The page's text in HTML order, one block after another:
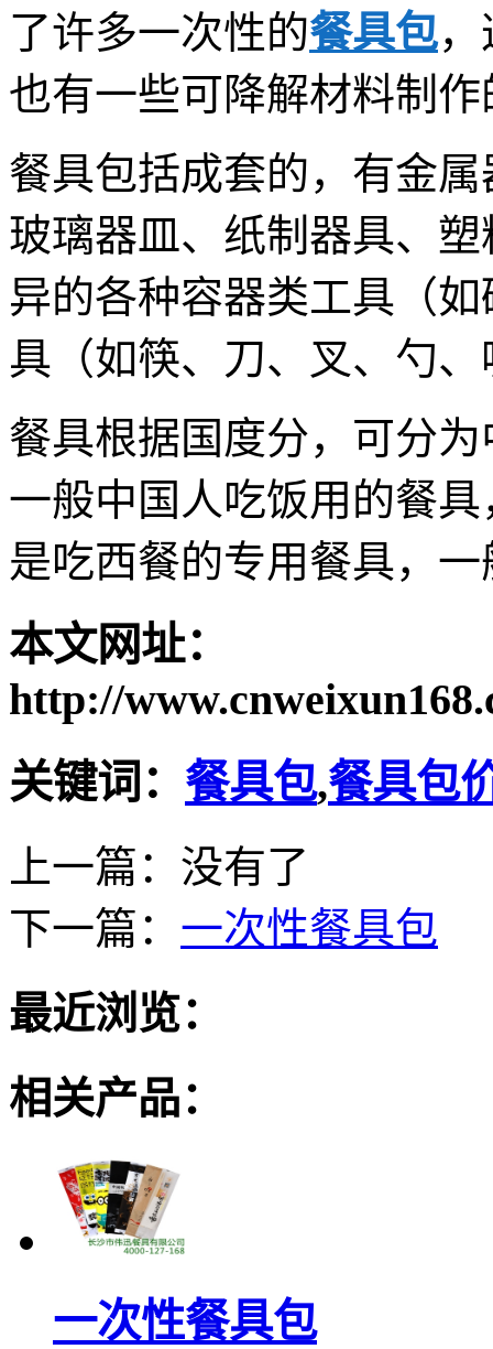
了许多一次性的餐具包，
也有一些可降解材料制
餐具包括成套的，有金
玻璃器皿、纸制器具、
异的各种容器类工具（
具（如筷、刀、叉、勺
餐具根据国度分，可分
一般中国人吃饭用的餐
是吃西餐的专用餐具，
本文网址：
http://
关键词： 餐具包,餐具包
上一篇：没有了
下一篇： 一次性餐具包
最近浏览：
相关产品：
一次性餐具包